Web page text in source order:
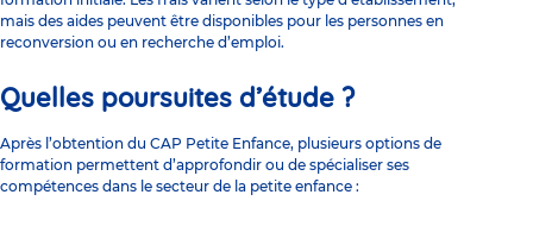
mais des aides peuvent être disponibles pour les personnes en
reconversion ou en recherche d’emploi.
Quelles poursuites d’étude ?
Après l’obtention du CAP Petite Enfance, plusieurs options de
formation permettent d’approfondir ou de spécialiser ses
compétences dans le secteur de la petite enfance :